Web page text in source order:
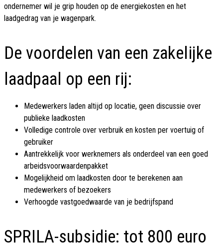
ondernemer wil je grip houden op de energiekosten en het
laadgedrag van je wagenpark.
De voordelen van een zakelijke
laadpaal op een rij:
Medewerkers laden altijd op locatie, geen discussie over
publieke laadkosten
Volledige controle over verbruik en kosten per voertuig of
gebruiker
Aantrekkelijk voor werknemers als onderdeel van een goed
arbeidsvoorwaardenpakket
Mogelijkheid om laadkosten door te berekenen aan
medewerkers of bezoekers
Verhoogde vastgoedwaarde van je bedrijfspand
SPRILA-subsidie: tot 800 euro